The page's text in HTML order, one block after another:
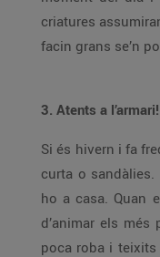
criatures
facin grans se’n
3. Atents a l’armari!
Si és hivern i fa
curta o
ho a casa. Quan
d’animar els
poca roba i